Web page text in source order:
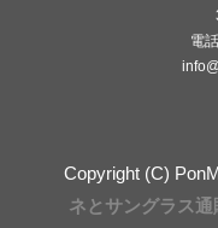
電
Copyright (C)
ネとサングラス